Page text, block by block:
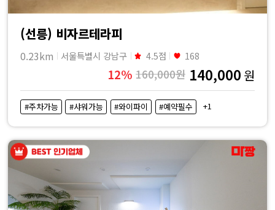
(선릉) 비자르테라피
0.23km 서울특별시 강남구 4.5점 168
12% 160,000원 140,000 원
#주차가능 #샤워가능 #와이파이 #예약필수 +1